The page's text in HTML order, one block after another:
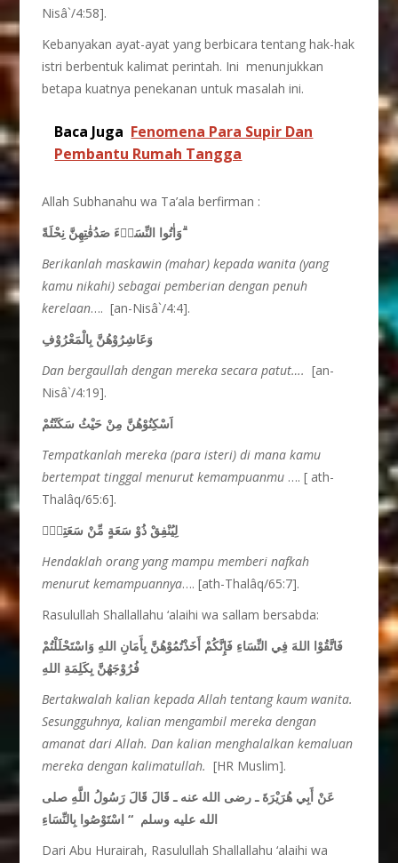
Nisâ`/4:58].
Kebanyakan ayat-ayat yang berbicara tentang hak-hak
istri berbentuk kalimat perintah. Ini menunjukkan
betapa kuatnya penekanan untuk masalah ini.
Baca Juga Fenomena Para Supir Dan
Pembantu Rumah Tangga
Allah Subhanahu wa Ta’ala berfirman :
وَاٰتُوا النِّسَاۤءَ صَدُقٰتِهِنَّ نِحْلَةً ۗ
Berikanlah maskawin (mahar) kepada wanita (yang
kamu nikahi) sebagai pemberian dengan penuh
kerelaan…. [an-Nisâ`/4:4].
وَعَاشِرُوْهُنَّ بِالْمَعْرُوْفِ
Dan bergaullah dengan mereka secara patut…. [an-
Nisâ`/4:19].
اَسْكِنُوْهُنَّ مِنْ حَيْثُ سَكَنْتُمْ
Tempatkanlah mereka (para isteri) di mana kamu
bertempat tinggal menurut kemampuanmu …. [ ath-
Thalâq/65:6].
لِيُنْفِقْ ذُوْ سَعَةٍ مِّنْ سَعَتِهٖۗ
Hendaklah orang yang mampu memberi nafkah
menurut kemampuannya…. [ath-Thalâq/65:7].
Rasulullah Shallallahu ‘alaihi wa sallam bersabda:
فَاتَّقُوْا اللهَ فِي النِّسَاءِ فَإِنَّكُمْ أَخَذْتُمُوْهُنَّ بِأَمَانِ اللهِ وَاسْتَحْلَلْتُمْ
فُرُوْجَهُنَّ بِكَلِمَةِ اللهِ
Bertakwalah kalian kepada Allah tentang kaum wanita.
Sesungguhnya, kalian mengambil mereka dengan
amanat dari Allah. Dan kalian menghalalkan kemaluan
mereka dengan kalimatullah. [HR Muslim].
عَنْ أَبِي هُرَيْرَةَ ـ رضى الله عنه ـ قَالَ قَالَ رَسُولُ اللَّهِ صلى
الله عليه وسلم ‏ “‏ اسْتَوْصُوا بِالنِّسَاءِ
Dari Abu Hurairah, Rasulullah Shallallahu ‘alaihi wa